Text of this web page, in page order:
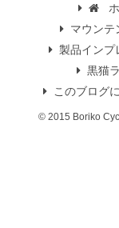
マウンテ
製品インプ
黒猫
このブログ
© 2015 Boriko